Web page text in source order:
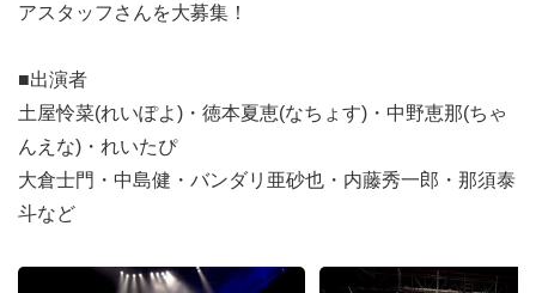
アスタッフさんを大募集！
■出演者
土屋怜菜(れいぽよ)・徳本夏恵(なちょす)・中野恵那(ちゃ
んえな)・れいたぴ
大倉士門・中島健・バンダリ亜砂也・内藤秀一郎・那須泰
斗など